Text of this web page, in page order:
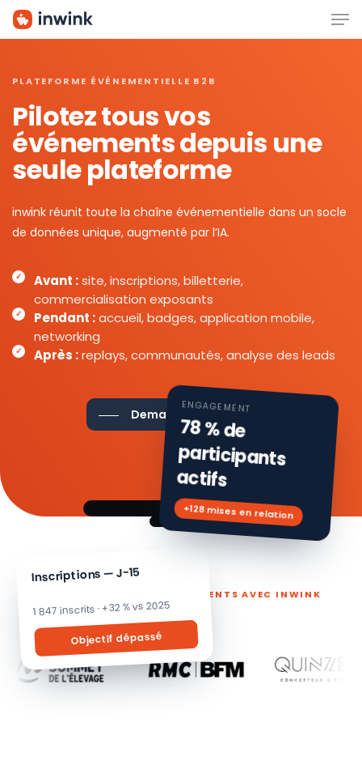
Skip
PLATEFORME ÉVÉNEMENTIELLE B2B
Pilotez tous vos
événements depuis une
seule plateforme
inwink réunit toute la chaîne événementielle dans un socle
de données unique, augmenté par l’IA.
Avant :site, inscriptions, billetterie,
commercialisation exposants
Pendant :accueil, badges, application mobile,
networking
Après :replays, communautés, analyse des leads
Demander une démo
Inscriptions — J-15
1 847 inscrits · +32 % vs 2025
Objectif dépassé
ENGAGEMENT
78 % de
participants
actifs
+128 mises en relation
ILS PILOTENT LEURS ÉVÉNEMENTS AVEC INWINK